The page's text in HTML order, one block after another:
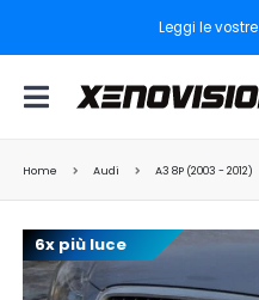
Leggi le vostre
Home Audi A3 8P (2003 - 2012)
6x più luce